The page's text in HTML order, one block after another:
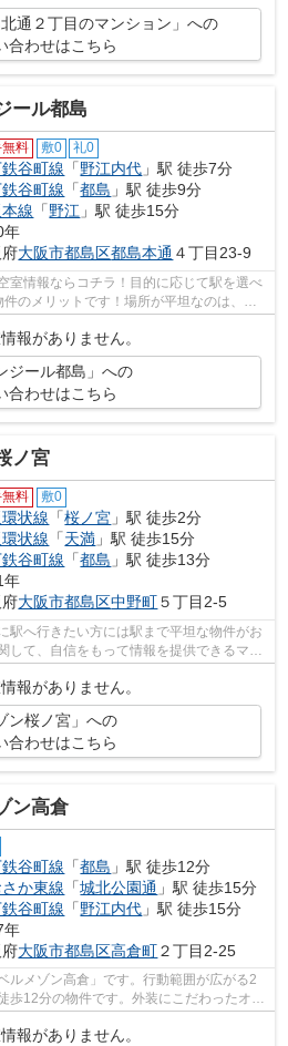
北通２丁目のマンション」への
合わせはこちら
ール都島
料 敷0 礼0
谷町線 「野江内代 」駅 徒歩7分
谷町線 「都島 」駅 徒歩9分
線 「野江 」駅 徒歩15分
年
大阪市都島区都島本通 ４丁目23-9
室情報ならコチラ！目的に応じて駅を選べ
のメリットです！場所が平坦なのは、ラ
報がありません。
ジール都島」への
合わせはこちら
ノ宮
料 敷0
状線 「桜ノ宮 」駅 徒歩2分
状線 「天満 」駅 徒歩15分
谷町線 「都島 」駅 徒歩13分
年
大阪市都島区中野町５丁目2-5
駅へ行きたい方には駅まで平坦な物件がお
して、自信をもって情報を提供できるマン
うアク...
報がありません。
ン桜ノ宮」への
合わせはこちら
ン高倉
谷町線 「都島 」駅 徒歩12分
か東線 「城北公園通 」駅 徒歩15分
谷町線 「野江内代 」駅 徒歩15分
年
大阪市都島区高倉町２丁目2-25
ルメゾン高倉」です。行動範囲が広がる2
歩12分の物件です。外装にこだわったオシ
報がありません。